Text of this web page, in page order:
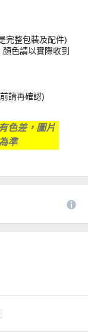
完整包裝及配件)
色請以實際收到
請再確認)
色差，圖片
準